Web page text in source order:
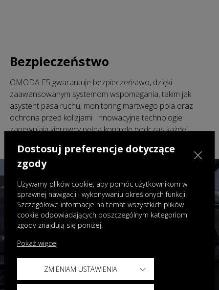
Bezpieczeństwo
OMODA E5 gwarantuje bezpieczeństwo, dzięki
zaawansowanym systemom wspomagania, takim jak
asystent pasa ruchu, monitoring martwego pola oraz
ochrona przed kolizjami. Innowacyjne technologie
zapewniają kierowcy pełną kontrolę podczas każdej
Dostosuj preferencje dotyczące
zgody
Używamy plików cookie, aby pomóc użytkownikom w
sprawnej nawigacji i wykonywaniu określonych funkcji.
Szczegółowe informacje na temat wszystkich plików
cookie odpowiadających poszczególnym kategoriom
zgody znajdują się poniżej.
Pokaż więcej
ZMIENIAM USTAWIENIA